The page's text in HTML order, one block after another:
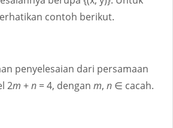
contoh berikut.
penyelesaian dari persamaan
2m +n = 4, dengan m, n ∈ cacah.